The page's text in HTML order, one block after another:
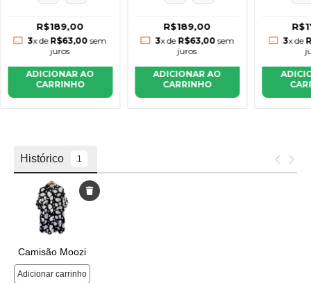
R$189,00
3x de R$63,00 sem
juros
ADICIONAR AO
CARRINHO
R$189,00
3x de R$63,00sem
juros
ADICIONAR AO
CARRINHO
3x de